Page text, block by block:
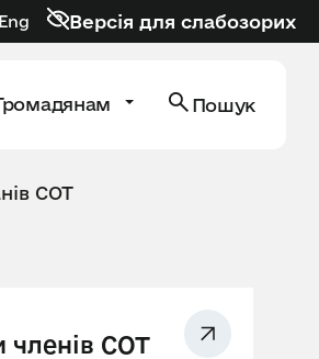
Eng Версія для слабозорих
Пошук
СОТ
членів СОТ